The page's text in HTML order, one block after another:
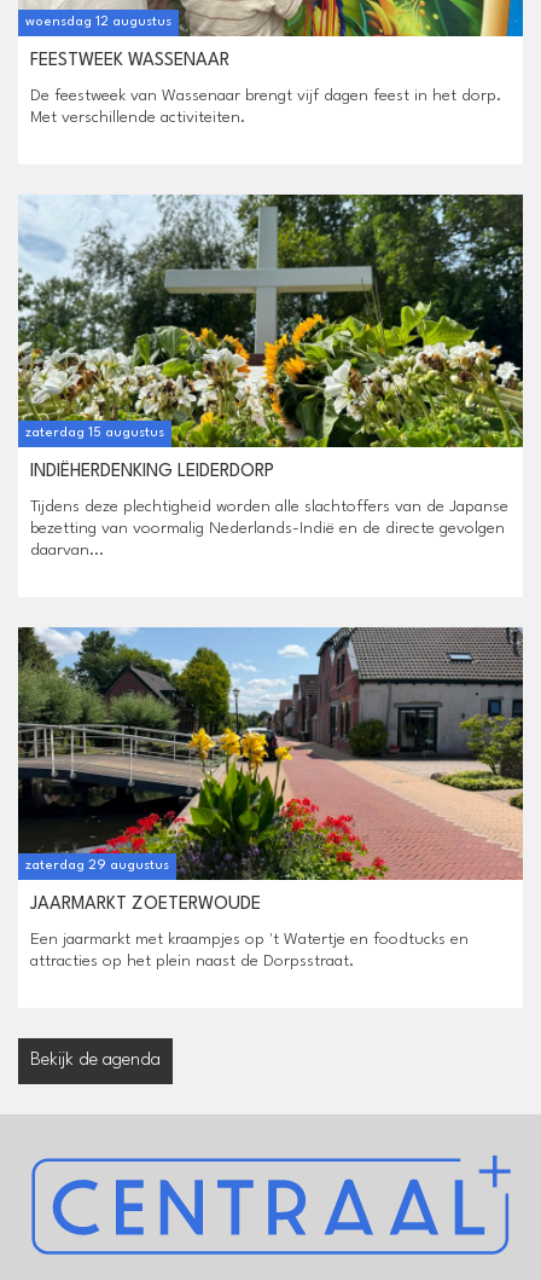
woensdag 12 augustus
FEESTWEEK WASSENAAR
De feestweek van Wassenaar brengt vijf dagen feest in het dorp.
Met verschillende activiteiten.
zaterdag 15 augustus
INDIËHERDENKING LEIDERDORP
Tijdens deze plechtigheid worden alle slachtoffers van de Japanse
bezetting van voormalig Nederlands-Indië en de directe gevolgen
daarvan...
zaterdag 29 augustus
JAARMARKT ZOETERWOUDE
Een jaarmarkt met kraampjes op 't Watertje en foodtucks en
attracties op het plein naast de Dorpsstraat.
Bekijk de agenda